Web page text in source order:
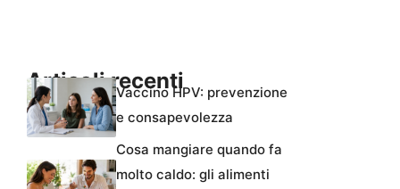
Articoli recentiVaccino HPV: prevenzione
e consapevolezza
Cosa mangiare quando fa
molto caldo: gli alimenti